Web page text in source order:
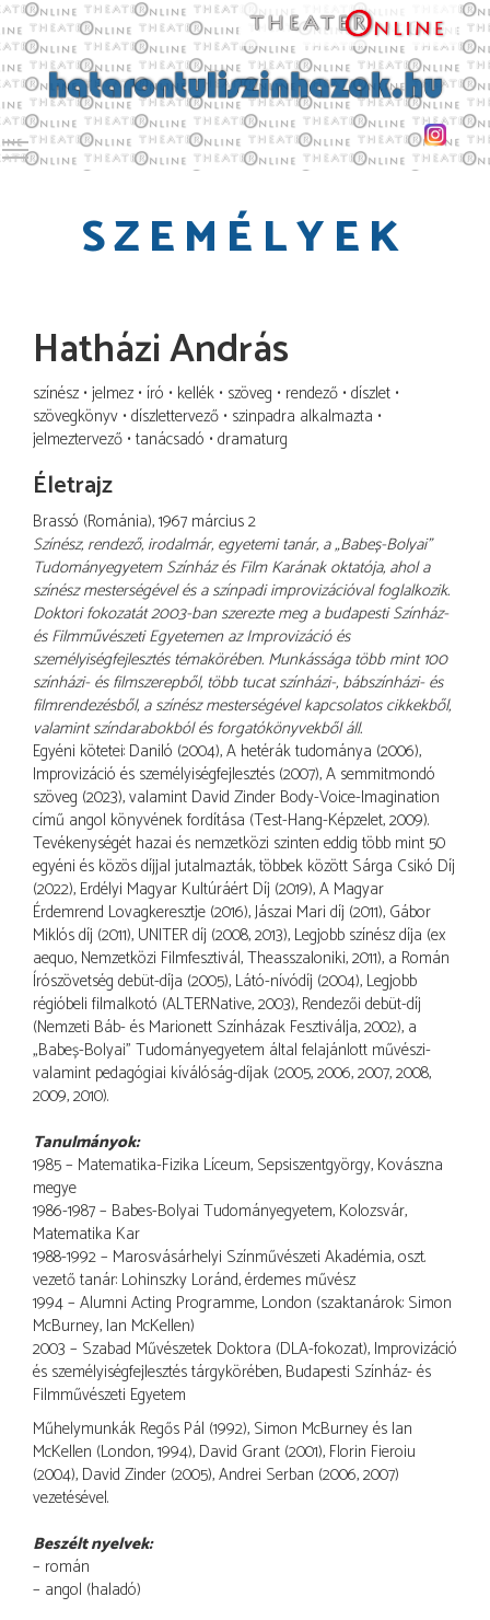
Toggle main menu visibility
SZEMÉLYEK
Hatházi András
színész jelmez író kellék szöveg rendező díszlet
szövegkönyv díszlettervező szinpadra alkalmazta
jelmeztervező tanácsadó dramaturg
Életrajz
Brassó (Románia), 1967 március 2
Színész, rendező, irodalmár, egyetemi tanár, a „Babeș-Bolyai”
Tudományegyetem Színház és Film Karának oktatója, ahol a
színész mesterségével és a színpadi improvizációval foglalkozik.
Doktori fokozatát 2003-ban szerezte meg a budapesti Színház-
és Filmművészeti Egyetemen az Improvizáció és
személyiségfejlesztés témakörében. Munkássága több mint 100
színházi- és filmszerepből, több tucat színházi-, bábszínházi- és
filmrendezésből, a színész mesterségével kapcsolatos cikkekből,
valamint színdarabokból és forgatókönyvekből áll.
Egyéni kötetei: Daniló (2004), A hetérák tudománya (2006),
Improvizáció és személyiségfejlesztés (2007), A semmitmondó
szöveg (2023), valamint David Zinder Body-Voice-Imagination
című angol könyvének fordítása (Test-Hang-Képzelet, 2009).
Tevékenységét hazai és nemzetközi szinten eddig több mint 50
egyéni és közös díjjal jutalmazták, többek között Sárga Csikó Díj
(2022), Erdélyi Magyar Kultúráért Díj (2019), A Magyar
Érdemrend Lovagkeresztje (2016), Jászai Mari díj (2011), Gábor
Miklós díj (2011), UNITER díj (2008, 2013), Legjobb színész díja (ex
aequo, Nemzetközi Filmfesztivál, Theasszaloniki, 2011), a Román
Írószövetség debüt-díja (2005), Látó-nívódíj (2004), Legjobb
régióbeli filmalkotó (ALTERNative, 2003), Rendezői debüt-díj
(Nemzeti Báb- és Marionett Színházak Fesztiválja, 2002), a
„Babeș-Bolyai” Tudományegyetem által felajánlott művészi-
valamint pedagógiai kíválóság-díjak (2005, 2006, 2007, 2008,
2009, 2010).
Tanulmányok:
1985 – Matematika-Fizika Líceum, Sepsiszentgyörgy, Kovászna
megye
1986-1987 – Babes-Bolyai Tudományegyetem, Kolozsvár,
Matematika Kar
1988-1992 – Marosvásárhelyi Színművészeti Akadémia, oszt.
vezető tanár: Lohinszky Loránd, érdemes művész
1994 – Alumni Acting Programme, London (szaktanárok: Simon
McBurney, Ian McKellen)
2003 – Szabad Művészetek Doktora (DLA-fokozat), Improvizáció
és személyiségfejlesztés tárgykörében, Budapesti Színház- és
Filmművészeti Egyetem
Műhelymunkák Regős Pál (1992), Simon McBurney és Ian
McKellen (London, 1994), David Grant (2001), Florin Fieroiu
(2004), David Zinder (2005), Andrei Serban (2006, 2007)
vezetésével.
Beszélt nyelvek:
– román
– angol (haladó)